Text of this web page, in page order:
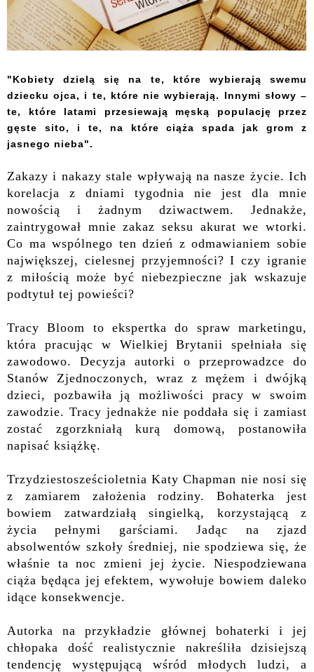
"Kobiety dzielą się na te, które wybierają swemu
dziecku ojca, i te, które nie wybierają. Innymi słowy –
te, które latami przesiewają męską populację przez
gęste sito, i te, na które ciąża spada jak grom z
jasnego nieba".
Zakazy i nakazy stale wpływają na nasze życie. Ich
korelacja z dniami tygodnia nie jest dla mnie
nowością i żadnym dziwactwem. Jednakże,
zaintrygował mnie zakaz seksu akurat we wtorki.
Co ma wspólnego ten dzień z odmawianiem sobie
największej, cielesnej przyjemności? I czy igranie
z miłością może być niebezpieczne jak wskazuje
podtytuł tej powieści?
Tracy Bloom to ekspertka do spraw marketingu,
która pracując w Wielkiej Brytanii spełniała się
zawodowo. Decyzja autorki o przeprowadzce do
Stanów Zjednoczonych, wraz z mężem i dwójką
dzieci, pozbawiła ją możliwości pracy w swoim
zawodzie. Tracy jednakże nie poddała się i zamiast
zostać zgorzkniałą kurą domową, postanowiła
napisać książkę.
Trzydziestosześcioletnia Katy Chapman nie nosi się
z zamiarem założenia rodziny. Bohaterka jest
bowiem zatwardziałą singielką, korzystającą z
życia pełnymi garściami. Jadąc na zjazd
absolwentów szkoły średniej, nie spodziewa się, że
właśnie ta noc zmieni jej życie. Niespodziewana
ciąża będąca jej efektem, wywołuje bowiem daleko
idące konsekwencje.
Autorka na przykładzie głównej bohaterki i jej
chłopaka dość realistycznie nakreśliła dzisiejszą
tendencję występującą wśród młodych ludzi, a